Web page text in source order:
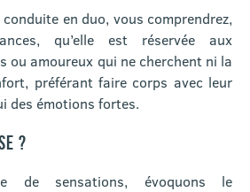
en duo, vous comprendrez,
qu’elle est réservée aux
ou amoureux qui ne cherchent ni la
préférant faire corps avec leur
des émotions fortes.
?
de sensations, évoquons le